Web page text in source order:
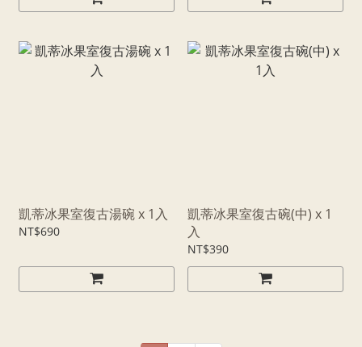
凱蒂冰果室復古湯碗 x 1入
NT$690
凱蒂冰果室復古碗(中) x 1
入
NT$390